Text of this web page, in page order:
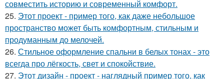
совместить историю и современный комфорт.
25. Этот проект - пример того, как даже небольшое
пространство может быть комфортным, стильным и
продуманным до мелочей.
26. Стильное оформление спальни в белых тонах - это
всегда про лёгкость, свет и спокойствие.
27. Этот дизайн - проект - наглядный пример того, как